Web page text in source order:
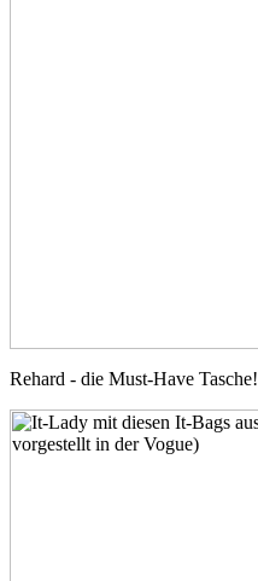
Rehard - die Must-Have Tasche!